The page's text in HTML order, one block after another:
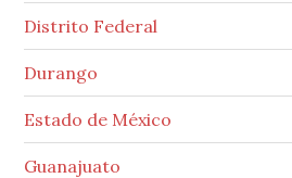
Distrito Federal
Durango
Estado de México
Guanajuato